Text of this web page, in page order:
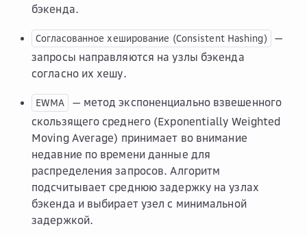
бэкенда.
Согласованное хеширование (Consistent Hashing)
—
запросы направляются на узлы бэкенда
согласно их хешу.
EWMA
— метод экспоненциально взвешенного
скользящего среднего (Exponentially Weighted
Moving Average) принимает во внимание
недавние по времени данные для
распределения запросов. Алгоритм
подсчитывает среднюю задержку на узлах
бэкенда и выбирает узел с минимальной
задержкой.